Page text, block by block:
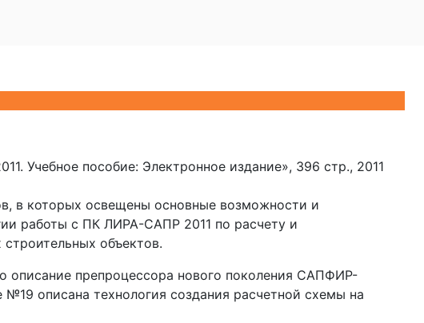
Учебное пособие: Электронное издание», 396 стр., 2011
в которых освещены основные возможности и
работы с ПК ЛИРА-САПР 2011 по расчету и
объектов.
описание препроцессора нового поколения САПФИР-
описана технология создания расчетной схемы на